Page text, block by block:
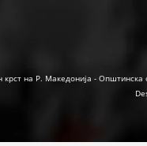
крст на Р. Македонија -